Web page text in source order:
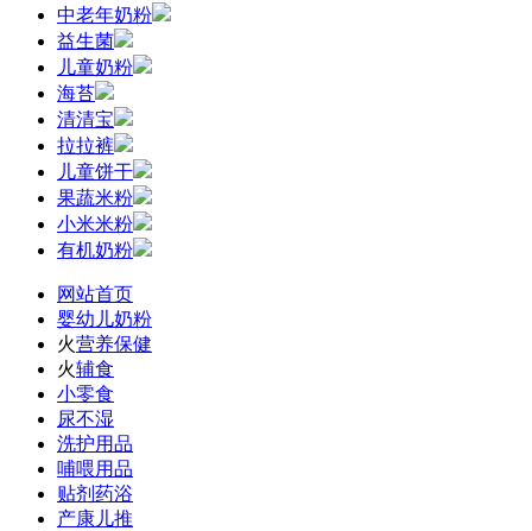
中老年奶粉
益生菌
儿童奶粉
海苔
清清宝
拉拉裤
儿童饼干
果蔬米粉
小米米粉
有机奶粉
网站首页
婴幼儿奶粉
火营养保健
火辅食
小零食
尿不湿
洗护用品
哺喂用品
贴剂药浴
产康儿推